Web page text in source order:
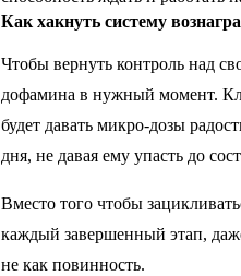
Как хакнуть систему
Чтобы вернуть контроль над
дофамина в нужный момент.
будет давать микро-дозы
дня, не давая ему упасть до
Вместо того чтобы
каждый завершенный этап,
не как повинность.